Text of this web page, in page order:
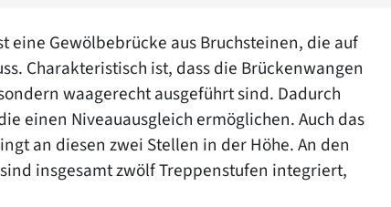
eine Gewölbebrücke aus Bruchsteinen, die auf
Charakteristisch ist, dass die Brückenwangen
waagerecht ausgeführt sind. Dadurch
einen Niveauausgleich ermöglichen. Auch das
an diesen zwei Stellen in der Höhe. An den
insgesamt zwölf Treppenstufen integriert,